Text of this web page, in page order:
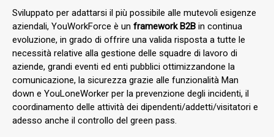
Sviluppato per adattarsi il più possibile alle mutevoli esigenze
aziendali, YouWorkForce è un framework B2B in continua
evoluzione, in grado di offrire una valida risposta a tutte le
necessità relative alla gestione delle squadre di lavoro di
aziende, grandi eventi ed enti pubblici ottimizzandone la
comunicazione, la sicurezza grazie alle funzionalità Man
down e YouLoneWorker per la prevenzione degli incidenti, il
coordinamento delle attività dei dipendenti/addetti/visitatori e
adesso anche il controllo del green pass.